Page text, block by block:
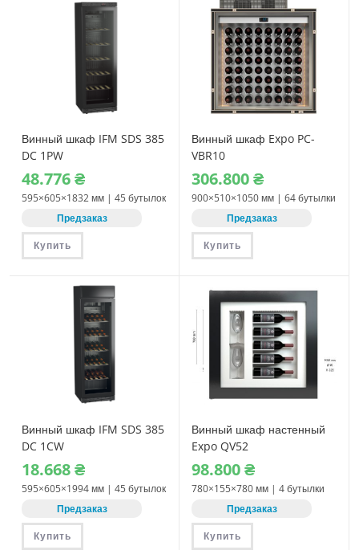
Винный шкаф IFM SDS 385
DC 1PW
48.776₴
595×605×1832 мм | 45 бутылок
Предзаказ
Купить
Винный шкаф Expo PC-
VBR10
306.800₴
900×510×1050 мм | 64 бутылки
Предзаказ
Купить
Винный шкаф IFM SDS 385
DC 1CW
18.668₴
595×605×1994 мм | 45 бутылок
Предзаказ
Купить
Винный шкаф настенный
Expo QV52
98.800₴
780×155×780 мм | 4 бутылки
Предзаказ
Купить